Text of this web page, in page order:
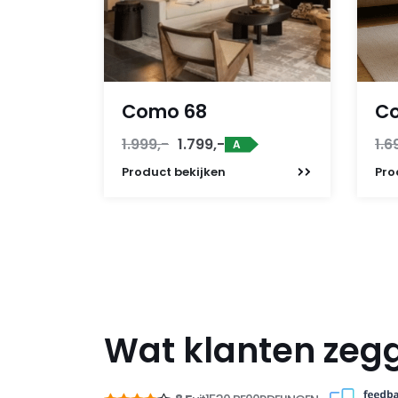
Como 68
1.999,- Oorspronkelijke
was:
1.799,-Huidige
is:
A
Product bekijken
Wat klanten